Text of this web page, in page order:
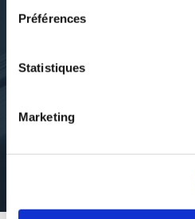
Préférences
Statistiques
Marketing
scénarios de BD chez Zephyr